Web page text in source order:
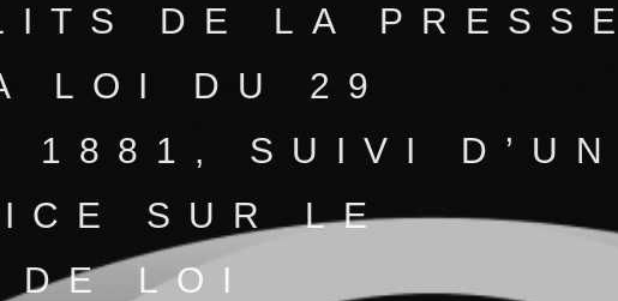
DE LA PRESSE
LOI DU 29
1881, SUIVI D’UN
SUR LE
DE LOI